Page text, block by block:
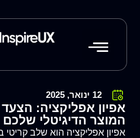
12 ינואר, 2025
אפיון אפליקציה:
המוצר הדיגיטלי שלכם
אפיון אפליקציה הוא שלב קריטי